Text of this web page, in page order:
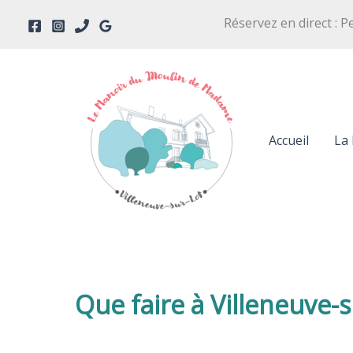
Réservez en direct :
Accueil La
Que faire à Villeneuve-